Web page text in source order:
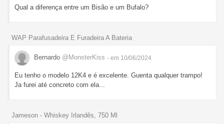
Qual a diferença entre um Bisão e um Bufalo?
WAP Parafusadeira E Furadeira A Bateria
Bernardo @MonsterKiss - em 10/06/2024
Eu tenho o modelo 12K4 e é excelente. Guenta qualquer trampo!
Ja furei até concreto com ela...
Jameson - Whiskey Irlandês, 750 Ml